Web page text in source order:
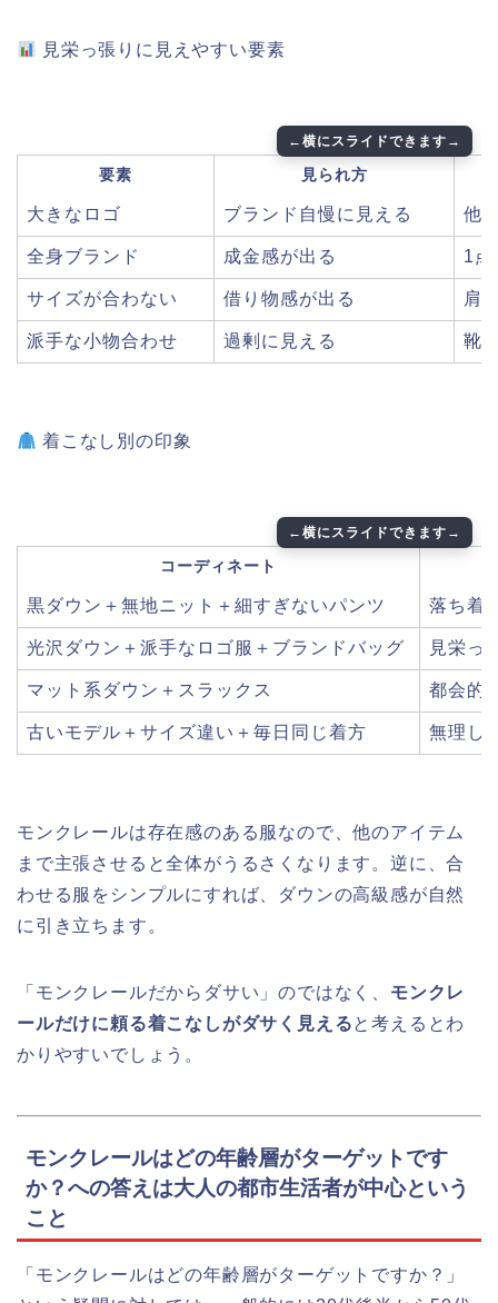
見栄っ張りに見えやすい要素
要素 見られ方
大きなロゴ ブランド自慢に見える 他
全身ブランド 成金感が出る 1点
サイズが合わない 借り物感が出る 肩
派手な小物合わせ 過剰に見える 靴
着こなし別の印象
コーディネート
黒ダウン＋無地ニット＋細すぎないパンツ 落ち着
光沢ダウン＋派手なロゴ服＋ブランドバッグ 見栄っ
マット系ダウン＋スラックス 都会的
古いモデル＋サイズ違い＋毎日同じ着方 無理し
モンクレールは存在感のある服なので、他のアイテム
まで主張させると全体がうるさくなります。逆に、合
わせる服をシンプルにすれば、ダウンの高級感が自然
に引き立ちます。
「モンクレールだからダサい」のではなく、 モンクレ
ールだけに頼る着こなしがダサく見えると考えるとわ
かりやすいでしょう。
モンクレールはどの年齢層がターゲットです
か？への答えは大人の都市生活者が中心という
こと
「モンクレールはどの年齢層がターゲットですか？」